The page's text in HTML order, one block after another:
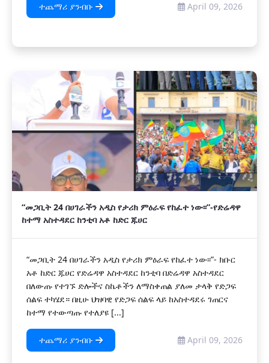
ተጨማሪ ያንብቡ April 09, 2026
“መጋቢት 24 በሀገራችን አዲስ የታሪክ ምዕራፍ የከፈተ ነው፡፡”-የድሬዳዋ
ከተማ አስተዳደር ከንቲባ አቶ ከድር ጁሀር
“መጋቢት 24 በሀገራችን አዲስ የታሪክ ምዕራፍ የከፈተ ነው፡፡”- ክቡር
አቶ ከድር ጁሀር የድሬዳዋ አስተዳደር ከንቲባ በድሬዳዋ አስተዳደር
በለውጡ የተገኙ ድሎችና ስኬቶችን ለማስቀጠል ያለመ ታላቅ የድጋፍ
ሰልፍ ተካሄደ። በዚሁ ህዝባዊ የድጋፍ ሰልፍ ላይ ከአስተዳደሩ ገጠርና
ከተማ የተውጣጡ የተለያዩ [...]
ተጨማሪ ያንብቡ April 09, 2026